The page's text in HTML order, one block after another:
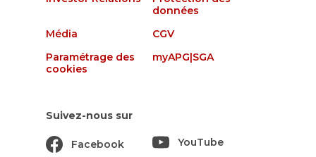
données
Média
CGV
Paramétrage des
cookies
myAPG|SGA
Suivez-nous sur
Facebook YouTube